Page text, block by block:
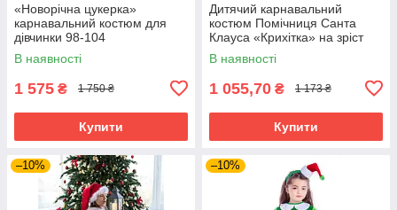
«Новорічна цукерка»
карнавальний костюм для
дівчинки 98-104
В наявності
1 575 ₴ 1 750 ₴
Купити
Дитячий карнавальний
костюм Помічниця Санта
Клауса «Крихітка» на зріст
80-90 см
В наявності
1 055,70 ₴ 1 173 ₴
Купити
–10% –10%